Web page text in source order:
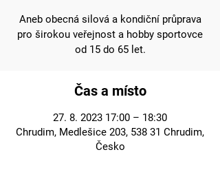
Aneb obecná silová a kondiční průprava
pro širokou veřejnost a hobby sportovce
od 15 do 65 let.
Čas a místo
27. 8. 2023 17:00 – 18:30
Chrudim, Medlešice 203, 538 31 Chrudim,
Česko